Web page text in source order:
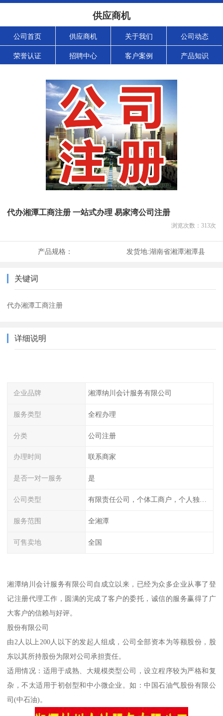
供应商机
公司首页 供应商机 关于我们 公司动态
荣誉认证 招聘中心 客户案例 产品知识
代办湘潭工商注册 一站式办理 易家湾公司注册
浏览次数： 313次
产品规格： 发货地:湖南省湘潭湘潭县
关键词
代办湘潭工商注册
详细说明
企业品牌 湘潭纳川会计服务有限公司
服务类型 全程办理
分类 公司注册
办理时间 联系商家
是否一对一服务 是
公司类型
服务范围 全湘潭
可售卖地 全国
湘潭纳川会计服务有限公司自成立以来，已经为众多企业从事了登
记注册代理工作，圆满的完成了客户的委托，诚信的服务赢得了广
大客户的信赖与好评。
股份有限公司
由2人以上200人以下的发起人组成，公司全部资本为等额股份，股
东以其所持股份为限对公司承担责任。
适用情况：适用于成熟、大规模类型公司，设立程序较为严格和复
杂，不太适用于初创型和中小微企业。如：中国石油气股份有限公
司(中石油)。